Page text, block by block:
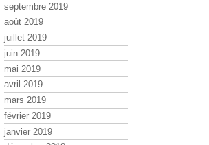
septembre 2019
août 2019
juillet 2019
juin 2019
mai 2019
avril 2019
mars 2019
février 2019
janvier 2019